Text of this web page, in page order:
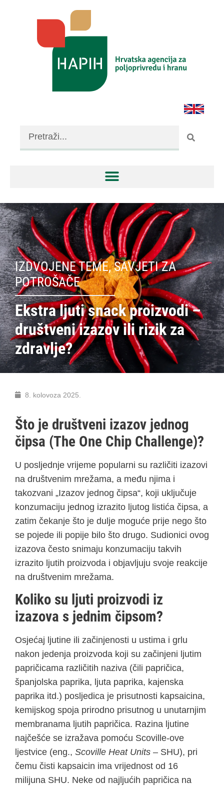
IZDVOJENE TEME,SAVJETI ZA
POTROŠAČE
Ekstra ljuti snack proizvodi –
društveni izazov ili rizik za
zdravlje?
8. kolovoza 2025.
Što je društveni izazov jednog
čipsa (The One Chip Challenge)?
U posljednje vrijeme popularni su različiti izazovi
na društvenim mrežama, a među njima i
takozvani „Izazov jednog čipsa“, koji uključuje
konzumaciju jednog izrazito ljutog listića čipsa, a
zatim čekanje što je dulje moguće prije nego što
se pojede ili popije bilo što drugo. Sudionici ovog
izazova često snimaju konzumaciju takvih
izrazito ljutih proizvoda i objavljuju svoje reakcije
na društvenim mrežama.
Koliko su ljuti proizvodi iz
izazova s jednim čipsom?
Osjećaj ljutine ili začinjenosti u ustima i grlu
nakon jedenja proizvoda koji su začinjeni ljutim
papričicama različitih naziva (čili papričica,
španjolska paprika, ljuta paprika, kajenska
paprika itd.) posljedica je prisutnosti kapsaicina,
kemijskog spoja prirodno prisutnog u unutarnjim
membranama ljutih papričica. Razina ljutine
najčešće se izražava pomoću Scoville-ove
ljestvice (eng., Scoville Heat Units – SHU), pri
čemu čisti kapsaicin ima vrijednost od 16
milijuna SHU. Neke od najljućih papričica na